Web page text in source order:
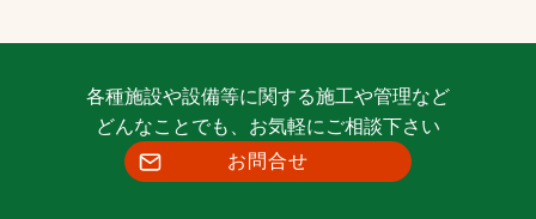
各種施設や設備等に関する施工や管理など
どんなことでも、お気軽にご相談下さい
お問合せ